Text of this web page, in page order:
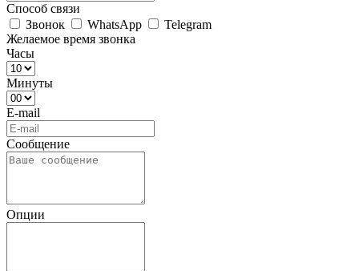
Способ связи
Звонок
WhatsApp
Telegram
Желаемое время звонка
Часы
Минуты
E-mail
Сообщение
Опции